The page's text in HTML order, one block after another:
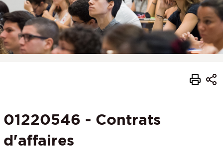
01220546 - Contrats
d'affaires